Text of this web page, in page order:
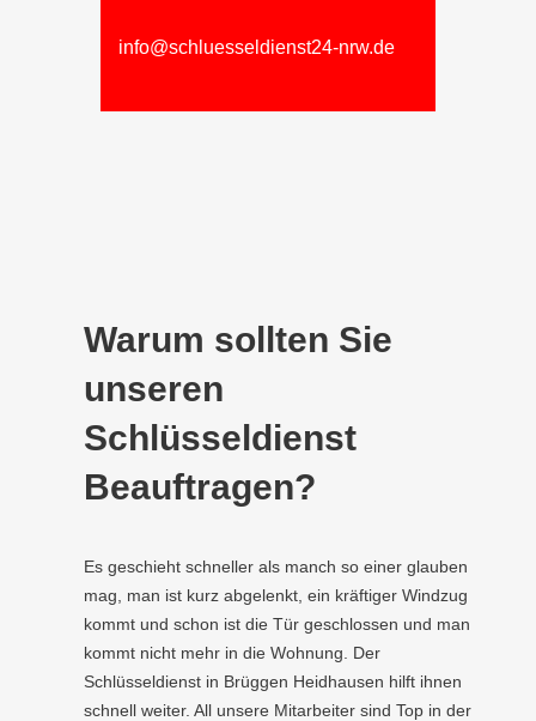
info@schluesseldienst24-nrw.de
Warum sollten Sie
unseren
Schlüsseldienst
Beauftragen?
Es geschieht schneller als manch so einer glauben
mag, man ist kurz abgelenkt, ein kräftiger Windzug
kommt und schon ist die Tür geschlossen und man
kommt nicht mehr in die Wohnung. Der
Schlüsseldienst in Brüggen Heidhausen hilft ihnen
schnell weiter. All unsere Mitarbeiter sind Top in der